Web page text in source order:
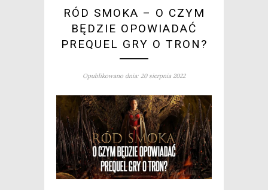
RÓD SMOKA – O CZYM
BĘDZIE OPOWIADAĆ
PREQUEL GRY O TRON?
Opublikowano dnia: 20 sierpnia 2022